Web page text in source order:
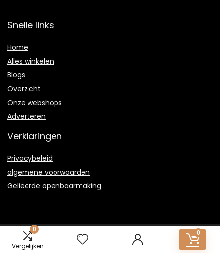
0
Vergelijken
0
Snelle links
Home
Alles winkelen
Blogs
Overzicht
Onze webshops
Adverteren
Verklaringen
Privacybeleid
algemene voorwaarden
Gelieerde openbaarmaking
2021 © Dungen-fcagroup.nl Alle rechten voorbehouden